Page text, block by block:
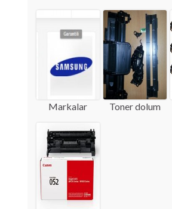
Markalar Toner dolum